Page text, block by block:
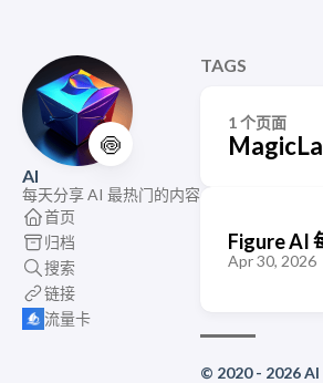
🍥
AI
每天分享 AI 最热门的内容
首页
归档
搜索
链接
流量卡
TAGS
1 个页面
Figure AI
Apr 30, 2026
© 2020 - 2026 AI